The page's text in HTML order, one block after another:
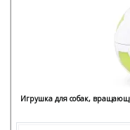
Игрушка для собак,